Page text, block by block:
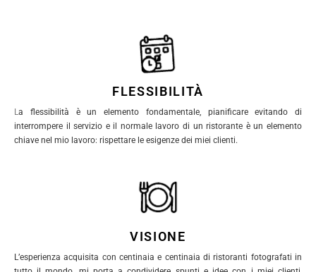
FLESSIBILITÀ
La flessibilità è un elemento fondamentale, pianificare evitando di
interrompere il servizio e il normale lavoro di un ristorante è un elemento
chiave nel mio lavoro: rispettare le esigenze dei miei clienti.
VISIONE
L’esperienza acquisita con centinaia e centinaia di ristoranti fotografati in